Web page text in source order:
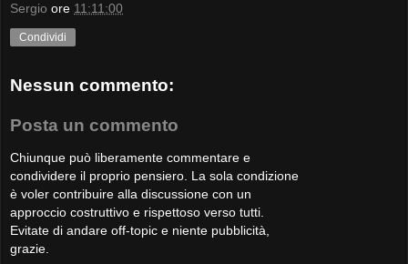
Sergio ore 11:11:00
Condividi
Nessun commento:
Posta un commento
Chiunque può liberamente commentare e
condividere il proprio pensiero. La sola condizione
è voler contribuire alla discussione con un
approccio costruttivo e rispettoso verso tutti.
Evitate di andare off-topic e niente pubblicità,
grazie.